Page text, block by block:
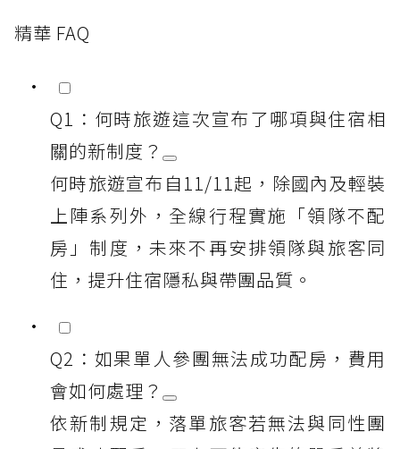
精華 FAQ
Q1：何時旅遊這次宣布了哪項與住宿相
關的新制度？
何時旅遊宣布自11/11起，除國內及輕裝
上陣系列外，全線行程實施「領隊不配
房」制度，未來不再安排領隊與旅客同
住，提升住宿隱私與帶團品質。
Q2：如果單人參團無法成功配房，費用
會如何處理？
依新制規定，落單旅客若無法與同性團